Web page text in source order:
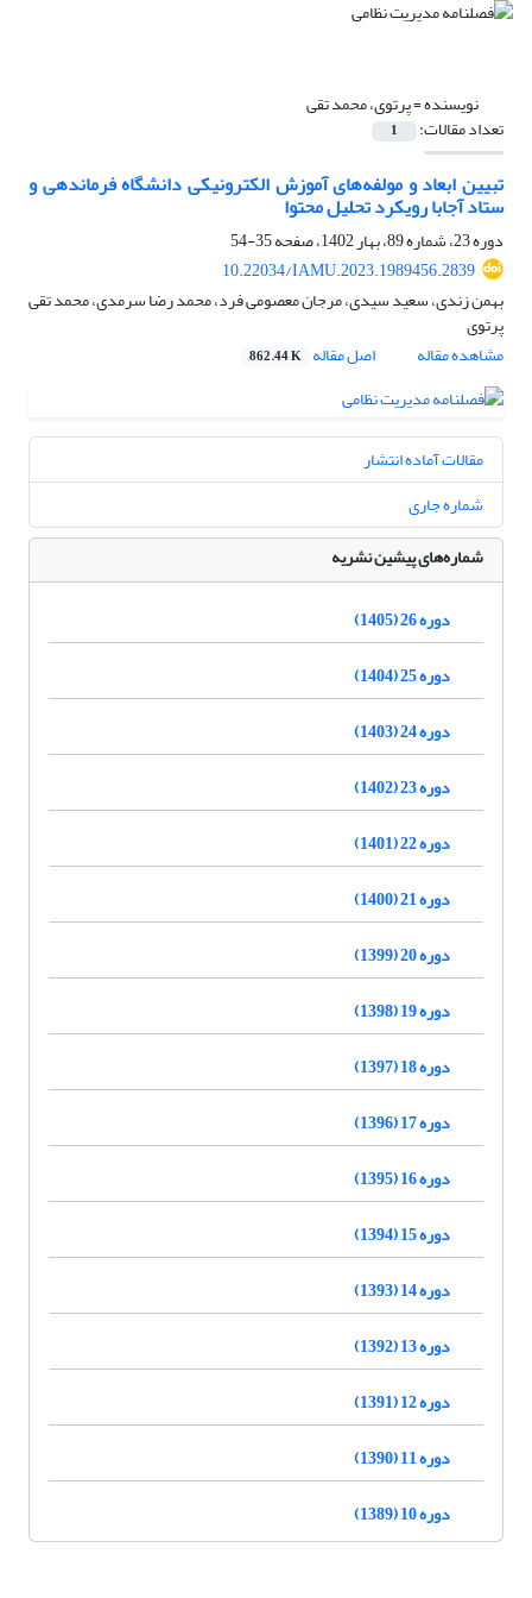
نویسنده =پرتوی، محمد تقی
تعداد مقالات: 1
تبیین ابعاد و مولفه‌های آموزش الکترونیکی دانشگاه فرماندهی و
ستاد آجابا رویکرد تحلیل محتوا
دوره 23، شماره 89، بهار 1402، صفحه
35-54
10.22034/IAMU.2023.1989456.2839
بهمن زندی، سعید سیدی، مرجان معصومی فرد، محمد رضا سرمدی، محمد تقی
پرتوی
مشاهده مقاله
اصل مقاله 862.44 K
مقالات آماده انتشار
شماره جاری
شماره‌های پیشین نشریه
دوره 26 (1405)
دوره 25 (1404)
دوره 24 (1403)
دوره 23 (1402)
دوره 22 (1401)
دوره 21 (1400)
دوره 20 (1399)
دوره 19 (1398)
دوره 18 (1397)
دوره 17 (1396)
دوره 16 (1395)
دوره 15 (1394)
دوره 14 (1393)
دوره 13 (1392)
دوره 12 (1391)
دوره 11 (1390)
دوره 10 (1389)